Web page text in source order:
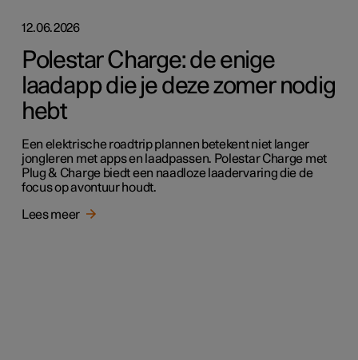
12.06.2026
Polestar Charge: de enige
laadapp die je deze zomer nodig
hebt
Een elektrische roadtrip plannen betekent niet langer
jongleren met apps en laadpassen. Polestar Charge met
Plug & Charge biedt een naadloze laadervaring die de
focus op avontuur houdt.
Lees meer